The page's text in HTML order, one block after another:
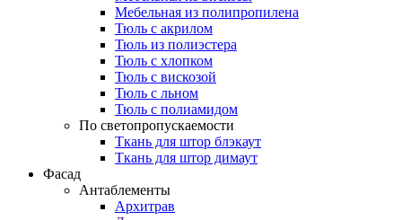
Мебельная из полипропилена
Тюль с акрилом
Тюль из полиэстера
Тюль с хлопком
Тюль с вискозой
Тюль с льном
Тюль с полиамидом
По светопропускаемости
Ткань для штор блэкаут
Ткань для штор димаут
Фасад
Антаблементы
Архитрав